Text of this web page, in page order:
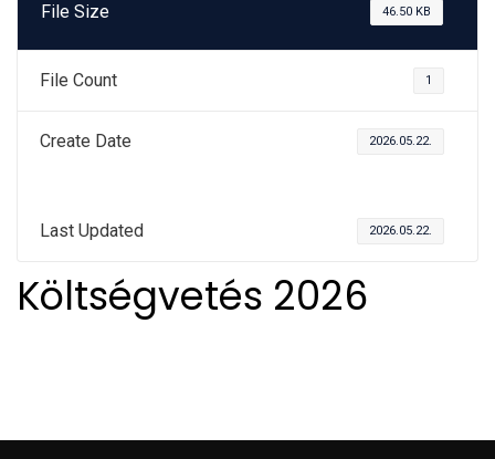
File Size 46.50 KB
File Count 1
Create Date 2026.05.22.
Last Updated 2026.05.22.
Költségvetés 2026